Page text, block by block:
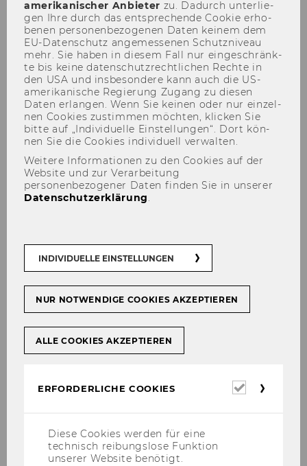
Der Inhalt dieser Seite ist aktuell nur auf
Englisch verfügbar.
Publications
Faculty Members
Supporting Faculty members
Business Taxation
About DIBT
Curriculum
amerikanischer An­bie­ter zu. Da­durch un­ter­lie­
gen Ihre durch das ent­spre­chen­de Coo­kie er­ho­
be­nen per­so­nen­be­zo­ge­nen Daten kei­nem dem
EU-​Datenschutz an­ge­mes­se­nen Schutz­ni­veau
mehr. Sie haben in die­sem Fall nur ein­ge­schränk­
te bis keine da­ten­schutz­recht­li­chen Rech­te in
den USA und ins­be­son­de­re kann auch die US-​
amerikanische Re­gie­rung Zu­gang zu die­sen
Daten er­lan­gen. Wenn Sie kei­nen oder nur ein­zel­
nen Coo­kies zu­stim­men möch­ten, kli­cken Sie
bitte auf „In­di­vi­du­el­le Ein­stel­lun­gen“. Dort kön­
nen Sie die Coo­kies in­di­vi­du­ell ver­wal­ten.
Weitere Informationen zu den Cookies auf der
Website und zur Verarbeitung
personenbezogener Daten finden Sie in unserer
Datenschutzerklärung.
INDIVIDUELLE EINSTELLUNGEN
NUR NOTWENDIGE COOKIES AKZEPTIEREN
ALLE COOKIES AKZEPTIEREN
ERFORDERLICHE COOKIES
Diese Cookies werden für eine
technisch reibungslose Funktion
unserer Website benötigt.